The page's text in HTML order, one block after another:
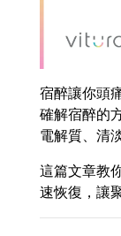
宿醉讓你頭
確解宿醉的
電解質、清
這篇文章教
速恢復，讓